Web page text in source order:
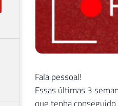
Fala pessoal!
Essas últimas 3